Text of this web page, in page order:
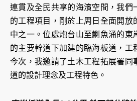
連貫及全民共享的海濱空間，我們
的工程項目，剛於上周日全面開放
中之一。位處炮台山至鰂魚涌的東
的主要幹道下加建的臨海板道，工
今次，我邀請了土木工程拓展署同
道的設計理念及工程特色。